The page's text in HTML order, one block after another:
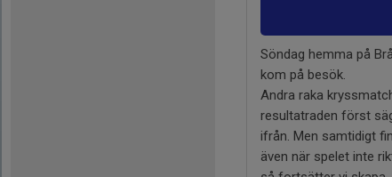
Söndag hemma på
kom på besök.
Andra raka
resultatraden först
ifrån. Men samtidigt
även när spelet inte